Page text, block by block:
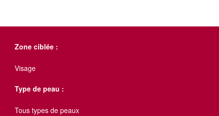
Zone ciblée :
Visage
Type de peau :
Tous types de peaux